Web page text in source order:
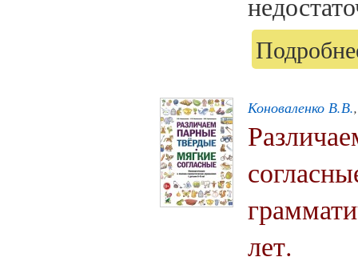
Коноваленко В.В.
лет.